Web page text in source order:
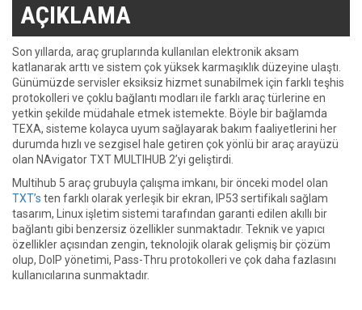
AÇIKLAMA
Son yıllarda, araç gruplarında kullanılan elektronik aksam
katlanarak arttı ve sistem çok yüksek karmaşıklık düzeyine ulaştı.
Günümüzde servisler eksiksiz hizmet sunabilmek için farklı teşhis
protokolleri ve çoklu bağlantı modları ile farklı araç türlerine en
yetkin şekilde müdahale etmek istemekte. Böyle bir bağlamda
TEXA, sisteme kolayca uyum sağlayarak bakım faaliyetlerini her
durumda hızlı ve sezgisel hale getiren çok yönlü bir araç arayüzü
olan NAvigator TXT MULTIHUB 2’yi geliştirdi.
Multihub 5 araç grubuyla çalışma imkanı, bir önceki model olan
TXT’s ten farklı olarak yerleşik bir ekran, IP53 sertifikalı sağlam
tasarım, Linux işletim sistemi tarafından garanti edilen akıllı bir
bağlantı gibi benzersiz özellikler sunmaktadır. Teknik ve yapıcı
özellikler açısından zengin, teknolojik olarak gelişmiş bir çözüm
olup, DoIP yönetimi, Pass-Thru protokolleri ve çok daha fazlasını
kullanıcılarına sunmaktadır.